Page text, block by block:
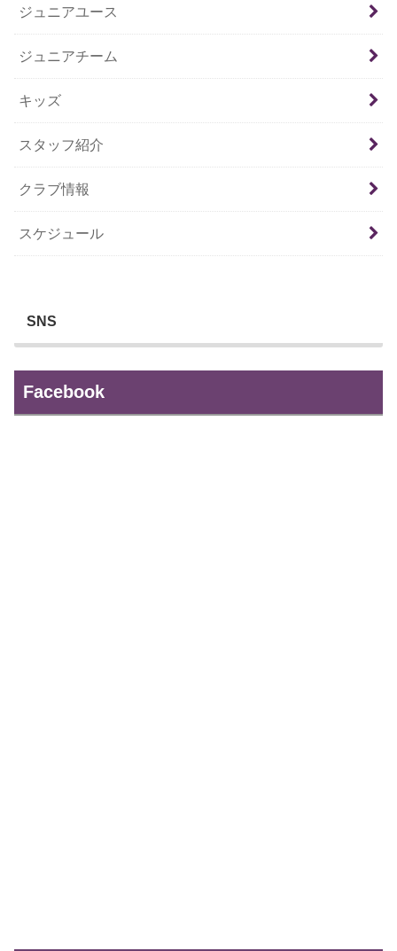
ジュニアユース
ジュニアチーム
キッズ
スタッフ紹介
クラブ情報
スケジュール
SNS
Facebook